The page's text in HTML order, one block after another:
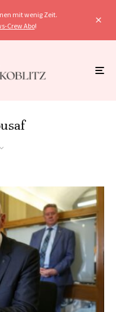
mit wenig Zeit.
Crew Abo!